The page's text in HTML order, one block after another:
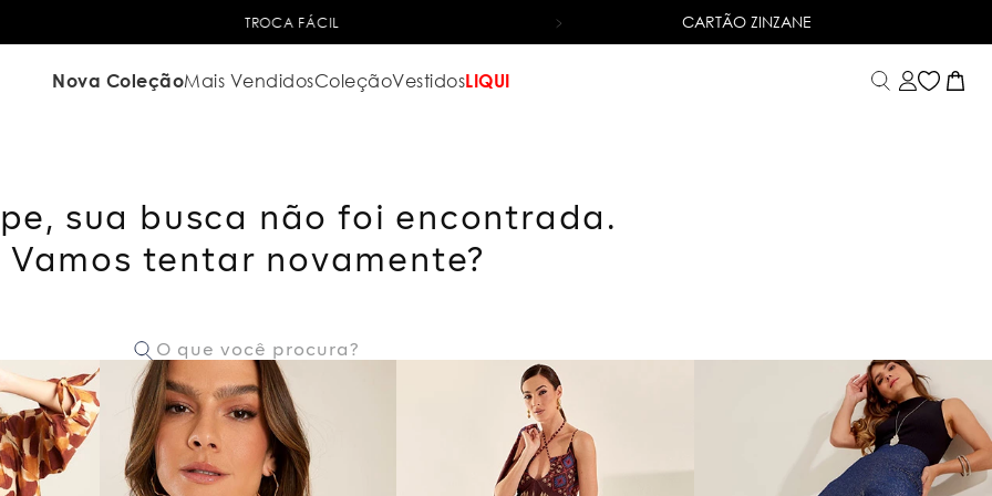
TROCA FÁCIL 6X SEM JUROSNO CARTÃO DE CRÉDITO
CARTÃO ZINZANE
Nova ColeçãoMais VendidosColeçãoVestidosLIQUI
sua busca não foi encontrada.
Vamos tentar novamente?